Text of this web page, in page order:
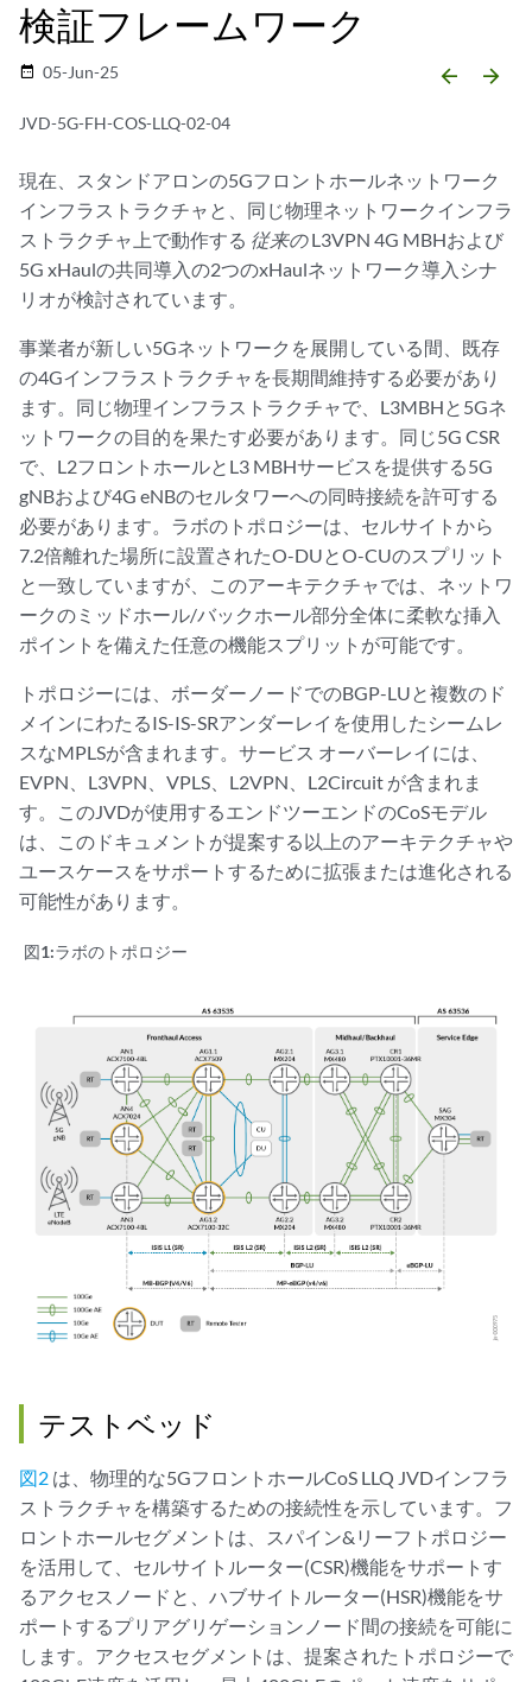
検証フレームワーク
date_range 05-Jun-25 arrow_backward arrow_forward
JVD-5G-FH-COS-LLQ-02-04
現在、スタンドアロンの5Gフロントホールネットワーク
インフラストラクチャと、同じ物理ネットワークインフラ
ストラクチャ上で動作する 従来のL3VPN 4G MBHおよび
5G xHaulの共同導入の2つのxHaulネットワーク導入シナ
リオが検討されています。
事業者が新しい5Gネットワークを展開している間、既存
の4Gインフラストラクチャを長期間維持する必要があり
ます。同じ物理インフラストラクチャで、L3MBHと5Gネ
ットワークの目的を果たす必要があります。同じ5G CSR
で、L2フロントホールとL3 MBHサービスを提供する5G
gNBおよび4G eNBのセルタワーへの同時接続を許可する
必要があります。ラボのトポロジーは、セルサイトから
7.2倍離れた場所に設置されたO-DUとO-CUのスプリット
と一致していますが、このアーキテクチャでは、ネットワ
ークのミッドホール/バックホール部分全体に柔軟な挿入
ポイントを備えた任意の機能スプリットが可能です。
トポロジーには、ボーダーノードでのBGP-LUと複数のド
メインにわたるIS-IS-SRアンダーレイを使用したシームレ
スなMPLSが含まれます。サービス オーバーレイには、
EVPN、L3VPN、VPLS、L2VPN、L2Circuit が含まれま
す。このJVDが使用するエンドツーエンドのCoSモデル
は、このドキュメントが提案する以上のアーキテクチャや
ユースケースをサポートするために拡張または進化される
可能性があります。
図1:ラボのトポロジー
テストベッド
図2 は、物理的な5GフロントホールCoS LLQ JVDインフラ
ストラクチャを構築するための接続性を示しています。フ
ロントホールセグメントは、スパイン&リーフトポロジー
を活用して、セルサイトルーター(CSR)機能をサポートす
るアクセスノードと、ハブサイトルーター(HSR)機能をサ
ポートするプリアグリゲーションノード間の接続を可能に
します。アクセスセグメントは、提案されたトポロジーで